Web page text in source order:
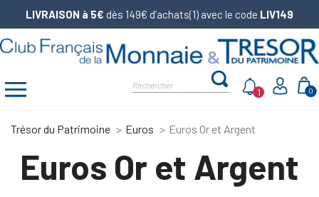
LIVRAISON à 5€ dès 149€ d’achats(1) avec le code LIV149
0
1
Trésor du Patrimoine Euros Euros Or et Argent
Euros Or et Argent